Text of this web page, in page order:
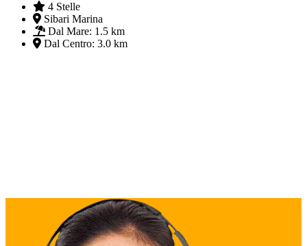
4 Stelle
Sibari Marina
Dal Mare: 1.5 km
Dal Centro: 3.0 km